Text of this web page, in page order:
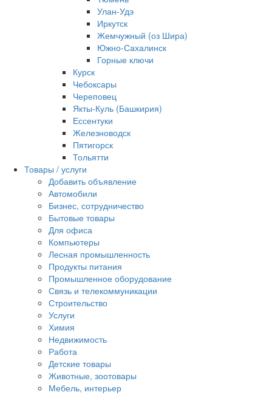
Улан-Удэ
Иркутск
Жемчужный (оз Шира)
Южно‐Сахалинск
Горные ключи
Курск
Чебоксары
Череповец
Якты-Куль (Башкирия)
Ессентуки
Железноводск
Пятигорск
Тольятти
Товары / услуги
Добавить объявление
Автомобили
Бизнес, сотрудничество
Бытовые товары
Для офиса
Компьютеры
Лесная промышленность
Продукты питания
Промышленное оборудование
Связь и телекоммуникации
Строительство
Услуги
Химия
Недвижимость
Работа
Детские товары
Животные, зоотовары
Мебель, интерьер